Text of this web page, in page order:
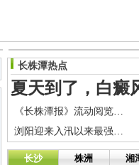
长株潭热点
《长株潭报》流动阅览室的书报好看 最好别私藏
浏阳迎来入汛以来最强降水 两水库超警戒水位
长沙 株洲 湘